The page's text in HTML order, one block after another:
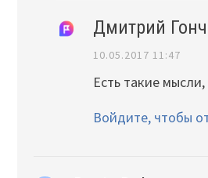
Дмитрий
10.05.2017 11:47
Есть такие
Войдите, чтобы